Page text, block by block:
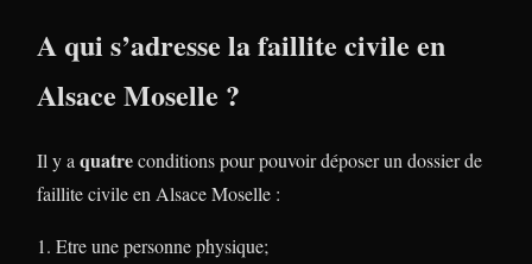
A qui s’adresse la faillite civile en
Alsace Moselle ?
Il y a quatreconditions pour pouvoir déposer un dossier de
faillite civile en Alsace Moselle :
Etre une personne physique;